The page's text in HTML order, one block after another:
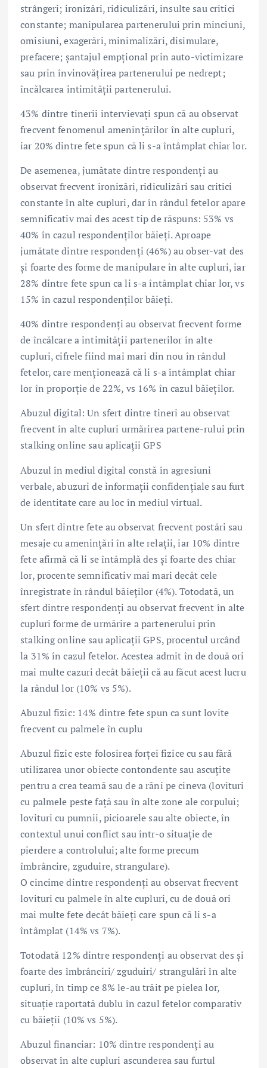
strângeri; ironizări, ridiculizări, insulte sau critici
constante; manipularea partenerului prin minciuni,
omisiuni, exagerări, minimalizări, disimulare,
prefacere; șantajul empțional prin auto-victimizare
sau prin învinovățirea partenerului pe nedrept;
încălcarea intimității partenerului.
43% dintre tinerii intervievați spun că au observat
frecvent fenomenul amenințărilor în alte cupluri,
iar 20% dintre fete spun că li s-a întâmplat chiar lor.
De asemenea, jumătate dintre respondenți au
observat frecvent ironizări, ridiculizări sau critici
constante în alte cupluri, dar în rândul fetelor apare
semnificativ mai des acest tip de răspuns: 53% vs
40% în cazul respondenților băieți. Aproape
jumătate dintre respondenți (46%) au obser-vat des
și foarte des forme de manipulare în alte cupluri, iar
28% dintre fete spun ca li s-a întâmplat chiar lor, vs
15% în cazul respondenților băieți.
40% dintre respondenți au observat frecvent forme
de încălcare a intimității partenerilor în alte
cupluri, cifrele fiind mai mari din nou în rândul
fetelor, care menționează că li s-a întâmplat chiar
lor în proporție de 22%, vs 16% în cazul băieților.
Abuzul digital: Un sfert dintre tineri au observat
frecvent în alte cupluri urmărirea partene-rului prin
stalking online sau aplicații GPS
Abuzul în mediul digital constă în agresiuni
verbale, abuzuri de informații confidențiale sau furt
de identitate care au loc în mediul virtual.
Un sfert dintre fete au observat frecvent postări sau
mesaje cu amenințări în alte relații, iar 10% dintre
fete afirmă că li se întâmplă des și foarte des chiar
lor, procente semnificativ mai mari decât cele
înregistrate în rândul băieților (4%). Totodată, un
sfert dintre respondenți au observat frecvent în alte
cupluri forme de urmărire a partenerului prin
stalking online sau aplicații GPS, procentul urcând
la 31% în cazul fetelor. Acestea admit în de două ori
mai multe cazuri decât băieții că au făcut acest lucru
la rândul lor (10% vs 5%).
Abuzul fizic: 14% dintre fete spun ca sunt lovite
frecvent cu palmele în cuplu
Abuzul fizic este folosirea forței fizice cu sau fără
utilizarea unor obiecte contondente sau ascuțite
pentru a crea teamă sau de a răni pe cineva (lovituri
cu palmele peste față sau în alte zone ale corpului;
lovituri cu pumnii, picioarele sau alte obiecte, în
contextul unui conflict sau într-o situație de
pierdere a controlului; alte forme precum
îmbrâncire, zguduire, strangulare).
O cincime dintre respondenți au observat frecvent
lovituri cu palmele în alte cupluri, cu de două ori
mai multe fete decât băieți care spun că li s-a
întâmplat (14% vs 7%).
Totodată 12% dintre respondenți au observat des și
foarte des îmbrânciri/ zguduiri/ strangulări în alte
cupluri, în timp ce 8% le-au trăit pe pielea lor,
situație raportată dublu în cazul fetelor comparativ
cu băieții (10% vs 5%).
Abuzul financiar: 10% dintre respondenți au
observat în alte cupluri ascunderea sau furtul